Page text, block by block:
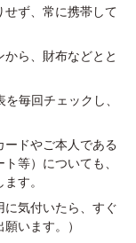
せず、常に携帯して
ら、財布などとと
毎回チェックし、
ドやご本人である
等）についても、
す。
に気付いたら、すぐ
います。）